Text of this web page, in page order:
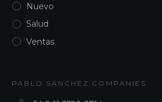
Nuevo
Salud
Ventas
PABLO SANCHEZ COMPANIES